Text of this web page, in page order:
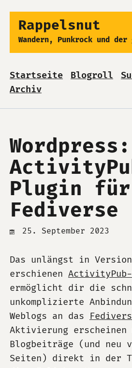
Rappelsnut
Wandern, Punkrock und der
Startseite Blogroll
Archiv
Plugin für
Fediverse
25. September 2023
Das unlängst in
erschienen
ermöglicht dir die
unkomplizierte
Weblogs an das
Aktivierung erscheinen
Blogbeiträge (und neu
Seiten) direkt in der